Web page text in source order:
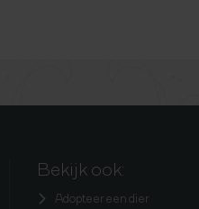
Bekijk ook:
Adopteer een dier